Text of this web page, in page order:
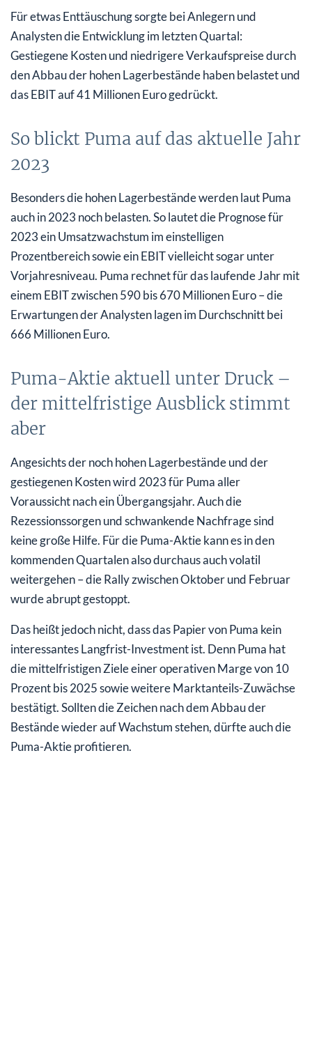
Für etwas Enttäuschung sorgte bei Anlegern und
Analysten die Entwicklung im letzten Quartal:
Gestiegene Kosten und niedrigere Verkaufspreise durch
den Abbau der hohen Lagerbestände haben belastet und
das EBIT auf 41 Millionen Euro gedrückt.
So blickt Puma auf das aktuelle Jahr
2023
Besonders die hohen Lagerbestände werden laut Puma
auch in 2023 noch belasten. So lautet die Prognose für
2023 ein Umsatzwachstum im einstelligen
Prozentbereich sowie ein EBIT vielleicht sogar unter
Vorjahresniveau. Puma rechnet für das laufende Jahr mit
einem EBIT zwischen 590 bis 670 Millionen Euro – die
Erwartungen der Analysten lagen im Durchschnitt bei
666 Millionen Euro.
Puma-Aktie aktuell unter Druck –
der mittelfristige Ausblick stimmt
aber
Angesichts der noch hohen Lagerbestände und der
gestiegenen Kosten wird 2023 für Puma aller
Voraussicht nach ein Übergangsjahr. Auch die
Rezessionssorgen und schwankende Nachfrage sind
keine große Hilfe. Für die Puma-Aktie kann es in den
kommenden Quartalen also durchaus auch volatil
weitergehen – die Rally zwischen Oktober und Februar
wurde abrupt gestoppt.
Das heißt jedoch nicht, dass das Papier von Puma kein
interessantes Langfrist-Investment ist. Denn Puma hat
die mittelfristigen Ziele einer operativen Marge von 10
Prozent bis 2025 sowie weitere Marktanteils-Zuwächse
bestätigt. Sollten die Zeichen nach dem Abbau der
Bestände wieder auf Wachstum stehen, dürfte auch die
Puma-Aktie profitieren.